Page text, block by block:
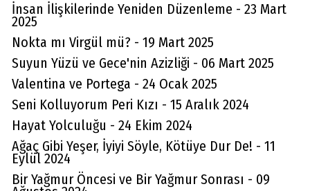
İnsan İlişkilerinde Yeniden Düzenleme - 23 Mart
2025
Nokta mı Virgül mü? - 19 Mart 2025
Suyun Yüzü ve Gece'nin Azizliği - 06 Mart 2025
Valentina ve Portega - 24 Ocak 2025
Seni Kolluyorum Peri Kızı - 15 Aralık 2024
Hayat Yolculuğu - 24 Ekim 2024
Ağaç Gibi Yeşer, İyiyi Söyle, Kötüye Dur De! - 11
Eylül 2024
Bir Yağmur Öncesi ve Bir Yağmur Sonrası - 09